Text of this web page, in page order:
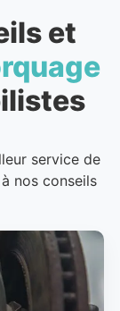
et
service de
nos conseils